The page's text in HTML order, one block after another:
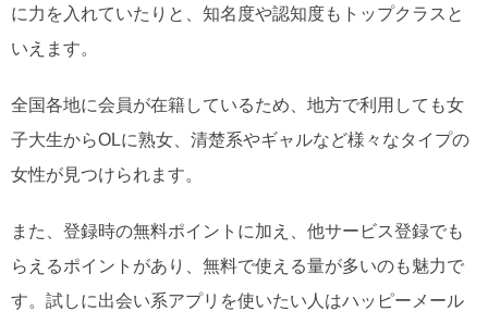
に力を入れていたりと、知名度や認知度もトップクラスと
いえます。
全国各地に会員が在籍しているため、地方で利用しても女
子大生からOLに熟女、清楚系やギャルなど様々なタイプの
女性が見つけられます。
また、登録時の無料ポイントに加え、他サービス登録でも
らえるポイントがあり、無料で使える量が多いのも魅力で
す。試しに出会い系アプリを使いたい人はハッピーメール